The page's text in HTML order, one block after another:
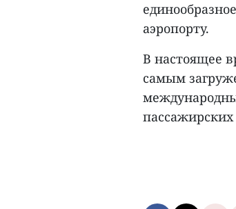
аэропорту.
В настоящее
самым